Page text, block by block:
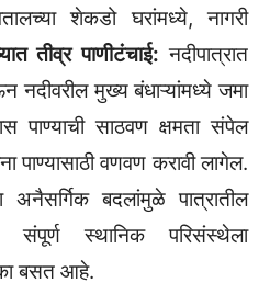
शेकडो घरांमध्ये, नागरी
तीव्र पाणीटंचाई: नदीपात्रात
नदीवरील मुख्य बंधाऱ्यांमध्ये जमा
पाण्याची साठवण क्षमता संपेल
पाण्यासाठी वणवण करावी लागेल.
अनैसर्गिक बदलांमुळे पात्रातील
स्थानिक परिसंस्थेला
बसत आहे.